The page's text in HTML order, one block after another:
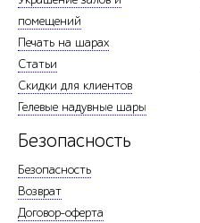
помещений
Печать на шарах
Статьи
Скидки для клиентов
Гелевые надувные шары
Безопасность
Безопасность
Возврат
Договор-оферта